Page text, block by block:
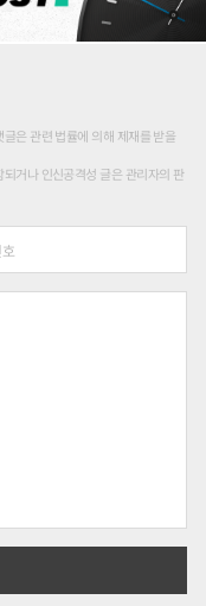
은 관련 법률에 의해 제재를 받을
거나 인신공격성 글은 관리자의 판